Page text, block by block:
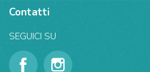
Contatti
SEGUICI SU